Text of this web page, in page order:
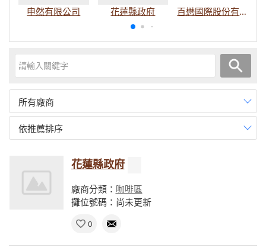
申然有限公司 花蓮縣政府 百懋國際股份有限公司
所有廠商
依推薦排序
花蓮縣政府
廠商分類： 咖啡區
攤位號碼：尚未更新
0